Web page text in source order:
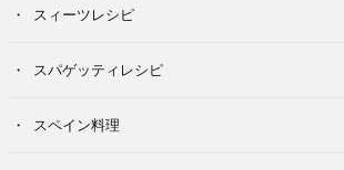
スィーツレシピ
スパゲッティレシピ
スペイン料理